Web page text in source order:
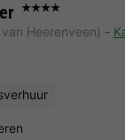
★★★★
Heerenveen)